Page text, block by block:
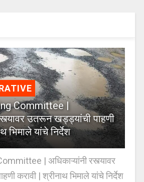
Committee |
उतरून खड्ड्यांची पाहणी
भिमाले यांचे निर्देश
| अधिकाऱ्यांनी रस्त्यावर
करावी | श्रीनाथ भिमाले यांचे निर्देश